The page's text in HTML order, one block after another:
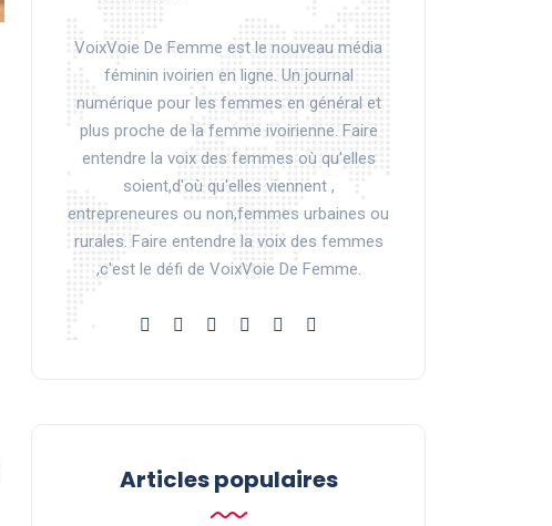
VoixVoie De Femme est le nouveau média
féminin ivoirien en ligne. Un journal
numérique pour les femmes en général et
plus proche de la femme ivoirienne. Faire
entendre la voix des femmes où qu'elles
soient,d'où qu'elles viennent ,
entrepreneures ou non,femmes urbaines ou
rurales. Faire entendre la voix des femmes
,c'est le défi de VoixVoie De Femme.
Articles populaires